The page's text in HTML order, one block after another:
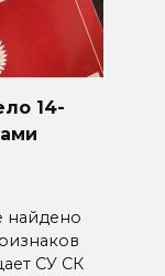
14-
найдено
СУ СК